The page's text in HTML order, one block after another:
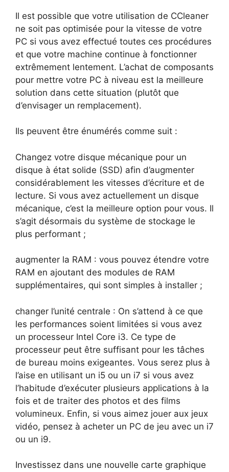
Il est possible que votre utilisation de CCleaner
ne soit pas optimisée pour la vitesse de votre
PC si vous avez effectué toutes ces procédures
et que votre machine continue à fonctionner
extrêmement lentement. L’achat de composants
pour mettre votre PC à niveau est la meilleure
solution dans cette situation (plutôt que
d’envisager un remplacement).
Ils peuvent être énumérés comme suit :
Changez votre disque mécanique pour un
disque à état solide (SSD) afin d’augmenter
considérablement les vitesses d’écriture et de
lecture. Si vous avez actuellement un disque
mécanique, c’est la meilleure option pour vous. Il
s’agit désormais du système de stockage le
plus performant ;
augmenter la RAM : vous pouvez étendre votre
RAM en ajoutant des modules de RAM
supplémentaires, qui sont simples à installer ;
changer l’unité centrale : On s’attend à ce que
les performances soient limitées si vous avez
un processeur Intel Core i3. Ce type de
processeur peut être suffisant pour les tâches
de bureau moins exigeantes. Vous serez plus à
l’aise en utilisant un i5 ou un i7 si vous avez
l’habitude d’exécuter plusieurs applications à la
fois et de traiter des photos et des films
volumineux. Enfin, si vous aimez jouer aux jeux
vidéo, pensez à acheter un PC de jeu avec un i7
ou un i9.
Investissez dans une nouvelle carte graphique